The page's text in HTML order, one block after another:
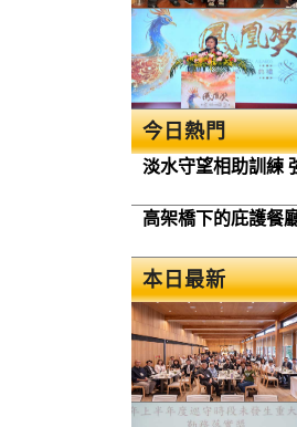
今日熱門
淡水守望相助訓練
高架橋下的庇護餐
本日最新